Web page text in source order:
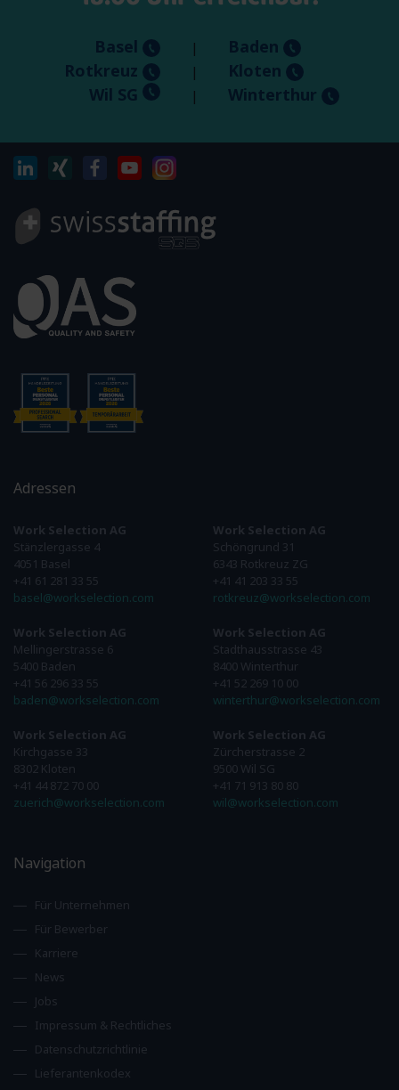
Basel |
Baden
Rotkreuz
|
Kloten
Wil SG
| Winterthur
Adressen
Work Selection AG
Stänzlergasse 4
4051 Basel
+41 61 281 33 55
basel@workselection.com
Work Selection AG
Mellingerstrasse 6
5400 Baden
+41 56 296 33 55
baden@workselection.com
Work Selection AG
Kirchgasse 33
8302 Kloten
+41 44 872 70 00
zuerich@workselection.com
Work Selection AG
Schöngrund 31
6343 Rotkreuz ZG
+41 41 203 33 55
rotkreuz@workselection.com
Work Selection AG
Stadthausstrasse 43
8400 Winterthur
+41 52 269 10 00
winterthur@workselection.com
Work Selection AG
Zürcherstrasse 2
9500 Wil SG
+41 71 913 80 80
wil@workselection.com
Navigation
Für Unternehmen
Für Bewerber
Karriere
News
Jobs
Impressum & Rechtliches
Datenschutzrichtlinie
Lieferantenkodex